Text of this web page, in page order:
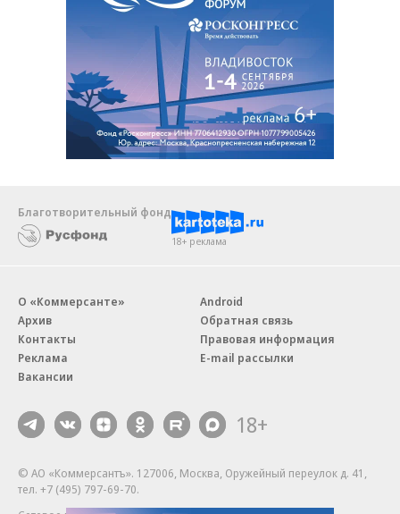
Благотворительный фонд
18+ реклама
О «Коммерсанте»
Архив
Контакты
Реклама
Вакансии
Android
Обратная связь
Правовая информация
E-mail рассылки
18+
© АО «Коммерсантъ». 127006, Москва, Оружейный переулок д. 41,
тел. +7 (495) 797-69-70.